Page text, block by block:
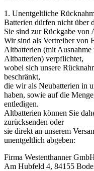
1. Unentgeltliche
Batterien dürfen nicht über
Sie sind zur Rückgabe von
Wir sind als Vertreiber von
Altbatterien (mit
Altbatterien) verpflichtet,
wobei sich unsere
beschränkt,
die wir als Neubatterien in
haben, sowie auf die
entledigen.
Altbatterien können Sie
zurücksenden oder
sie direkt an unserem
unentgeltlich abgeben:
Firma Westenthanner
Am Hubfeld 4, 84155